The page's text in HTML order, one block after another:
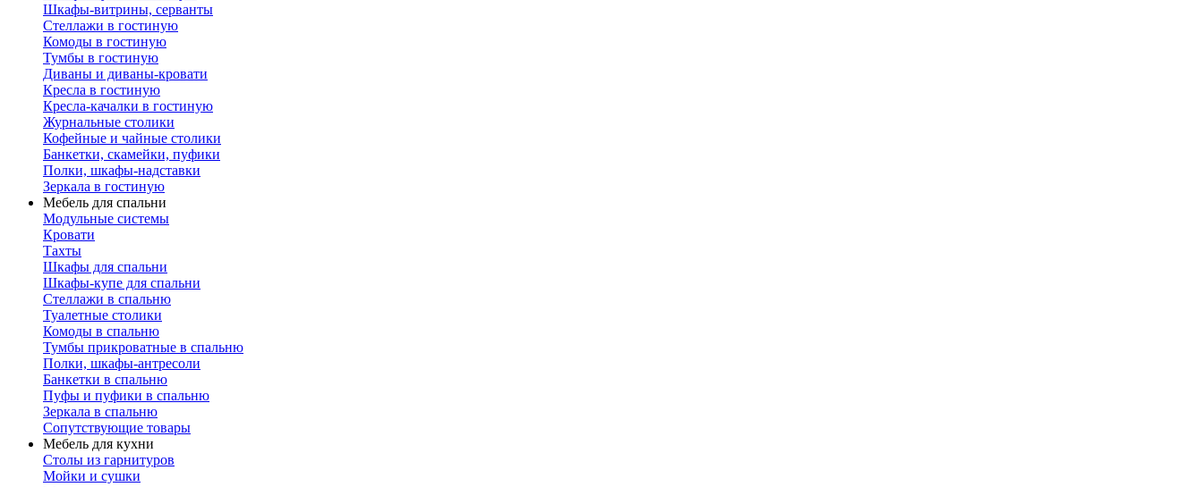
Шкафы-витрины, серванты
Стеллажи в гостиную
Комоды в гостиную
Тумбы в гостиную
Диваны и диваны-кровати
Кресла в гостиную
Кресла-качалки в гостиную
Журнальные столики
Кофейные и чайные столики
Банкетки, скамейки, пуфики
Полки, шкафы-надставки
Зеркала в гостиную
Мебель для спальни
Модульные системы
Кровати
Тахты
Шкафы для спальни
Шкафы-купе для спальни
Стеллажи в спальню
Туалетные столики
Комоды в спальню
Тумбы прикроватные в спальню
Полки, шкафы-антресоли
Банкетки в спальню
Пуфы и пуфики в спальню
Зеркала в спальню
Сопутствующие товары
Мебель для кухни
Столы из гарнитуров
Мойки и сушки